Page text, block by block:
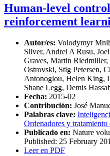
Human-level
reinforcement
Autor/es: Volodymyr
Silver, Andrei A Rusu,
Graves, Martin
Ostrovski, Stig Petersen,
Antonoglou, Helen King,
Shane Legg, Demis
Fecha: 2015-02
Contribución: José
Palabras clave:
Ordenadores y
Publicado en: Nature
Published: 25 February
Leer en PDF